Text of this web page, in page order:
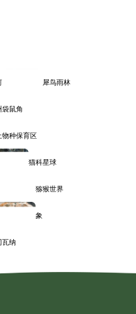
犀鸟雨林
袋鼠角
物种保育区
猫科星球
猕猴世界
象
瓦纳